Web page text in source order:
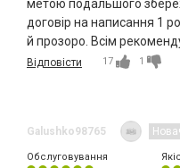
метою подальшого
договір на написання 1
й прозоро. Всім
Відповісти 17 1
Galushko98765
Обслуговування